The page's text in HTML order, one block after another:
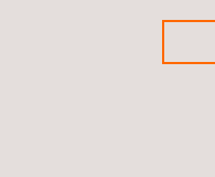
Fabricación de
Ensayos y